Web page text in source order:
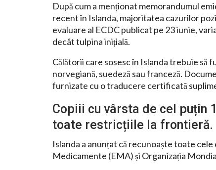
După cum a menționat memorandumul
recent în Islanda, majoritatea cazurilor
evaluare al ECDC publicat pe 23 iunie,
decât tulpina inițială.
Călătorii care sosesc în Islanda trebuie să
norvegiană, suedeză sau franceză.
furnizate cu o traducere certificată
Copiii cu vârsta de cel puțin
toate restricțiile la frontieră.
Islanda a anunțat că recunoaște toate
Medicamente (EMA) și Organizația